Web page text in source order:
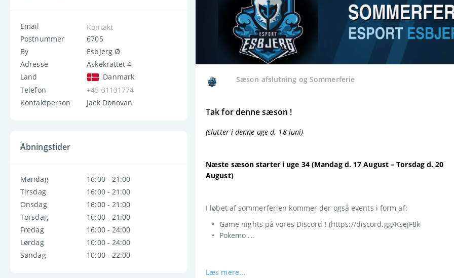
Email
Kontakt
Postnummer
6705
By
Esbjerg Ø
Adresse
Askekrattet 4
Land
Danmark
Telefon
+45 31131774
Kontaktperson
Jack Donovan
Åbningstider
Mandag
16:00 - 21:00
Tirsdag
16:00 - 21:00
Onsdag
16:00 - 21:00
Torsdag
16:00 - 21:00
Fredag
16:00 - 24:00
Lørdag
10:00 - 24:00
Søndag
10:00 - 22:00
Sæson afslutning og Sommerferie
Tak for denne sæson !
(slutter i denne uge d. 18 juni)
Næste sæson starter i uge 34 (Mandag d. 17 August – Torsdag d. 20
August)
I løbet af sommerferien kommer der også events i form af:
Game nights på vores Discord ! (https://discord.gg/KsejF8k
Pokemo ...
Læs mere...